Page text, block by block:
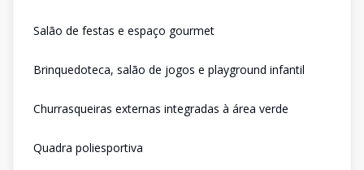
Salão de festas e espaço gourmet
Brinquedoteca, salão de jogos e playground infantil
Churrasqueiras externas integradas à área verde
Quadra poliesportiva